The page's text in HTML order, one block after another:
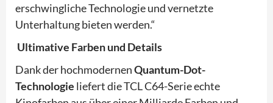
erschwingliche Technologie und vernetzte
Unterhaltung bieten werden.“
Ultimative Farben und Details
Dank der hochmodernenQuantum-Dot-
Technologie liefert die TCL C64-Serie echte